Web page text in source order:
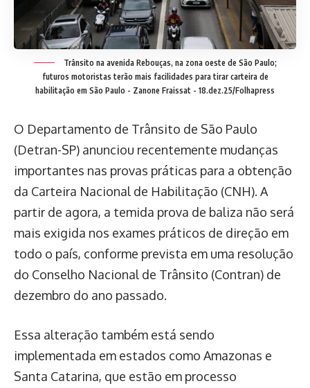
Trânsito na avenida Rebouças, na zona oeste de São Paulo;
futuros motoristas terão mais facilidades para tirar carteira de
habilitação em São Paulo - Zanone Fraissat - 18.dez.25/Folhapress
O Departamento de Trânsito de São Paulo
(Detran-SP) anunciou recentemente mudanças
importantes nas provas práticas para a obtenção
da Carteira Nacional de Habilitação (CNH). A
partir de agora, a temida prova de baliza não será
mais exigida nos exames práticos de direção em
todo o país, conforme prevista em uma resolução
do Conselho Nacional de Trânsito (Contran) de
dezembro do ano passado.
Essa alteração também está sendo
implementada em estados como Amazonas e
Santa Catarina, que estão em processo